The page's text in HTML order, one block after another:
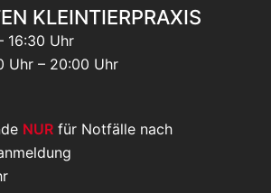
KLEINTIERPRAXIS
16:30 Uhr
Uhr – 20:00 Uhr
NUR für Notfälle nach